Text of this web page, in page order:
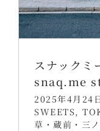
スナックミ
snaq.me
2025年4月24
SWEETS,
草・蔵前・三